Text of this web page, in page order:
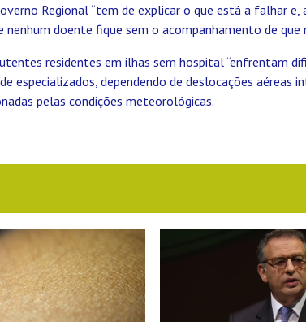
Regional “tem de explicar o que está a falhar
nenhum doente fique sem o acompanhamento de que
residentes em ilhas sem hospital “enfrentam
especializados, dependendo de deslocações aéreas
pelas condições meteorológicas.